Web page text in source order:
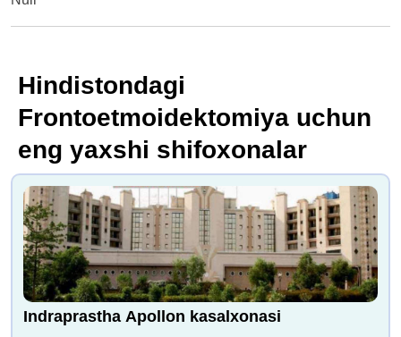
Hindistondagi
Frontoetmoidektomiya uchun
eng yaxshi shifoxonalar
Indraprastha Apollon kasalxonasi